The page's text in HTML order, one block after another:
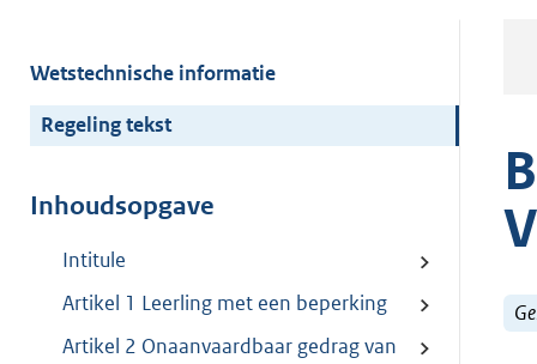
Wetstechnische informatie
Regeling tekst
Inhoudsopgave
Intitule
Artikel 1 Leerling met een beperking
Artikel 2 Onaanvaardbaar gedrag van